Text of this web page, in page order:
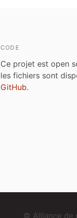
CODE
Ce projet est open
les fichiers sont
GitHub.
© Alliance de